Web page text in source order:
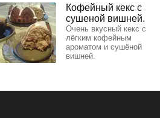
Кофейный кекс с
сушеной вишней.
Очень вкусный кекс с
лёгким кофейным
ароматом и сушёной
вишней.